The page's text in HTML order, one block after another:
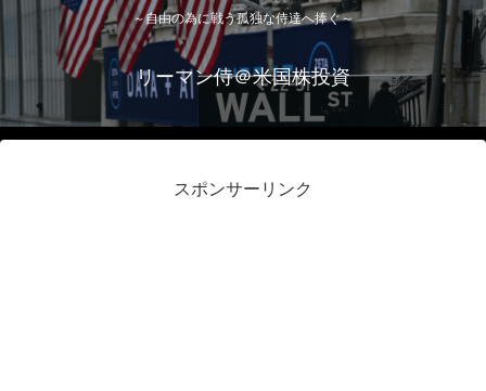
～自由の為に戦う孤独な侍達へ捧ぐ～
リーマン侍＠米国株投資
スポンサーリンク